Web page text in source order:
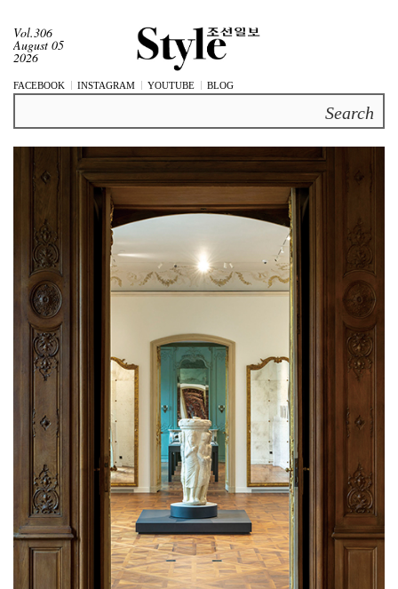
Vol.306
August 05
2026
FACEBOOK INSTAGRAM YOUTUBE BLOG